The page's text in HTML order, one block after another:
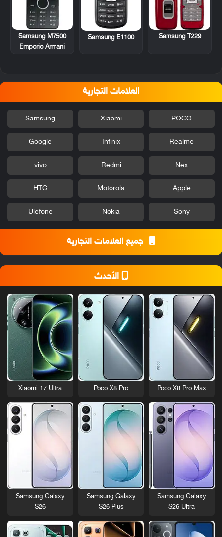
Samsung T229
Samsung E1100
Samsung M7500
Emporio Armani
العلامات التجارية
POCO
Xiaomi
Samsung
Realme
Infinix
Google
Nex
Redmi
vivo
Apple
Motorola
HTC
Sony
Nokia
Ulefone
جميع العلامات التجارية
الأحدث
Poco X8 Pro Max
Poco X8 Pro
Xiaomi 17 Ultra
Samsung Galaxy
S26 Ultra
Samsung Galaxy
S26 Plus
Samsung Galaxy
S26